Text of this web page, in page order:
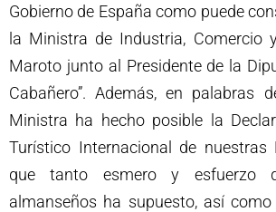
Gobierno de España como puede
la Ministra de Industria, Comercio
Maroto junto al Presidente de la
Cabañero”. Además, en palabras
Ministra ha hecho posible la
Turístico Internacional de nuestras
que tanto esmero y esfuerzo
almanseños ha supuesto, así